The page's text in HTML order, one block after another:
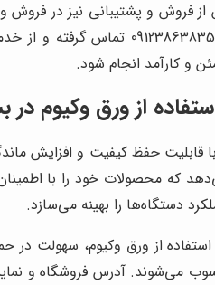
و کارآمد انجام شود.
از ورق وکیوم در
قابلیت حفظ کیفیت و افزایش
که محصولات خود را با
دستگاه‌ها را بهینه می‌سازد.
از ورق وکیوم، سهولت